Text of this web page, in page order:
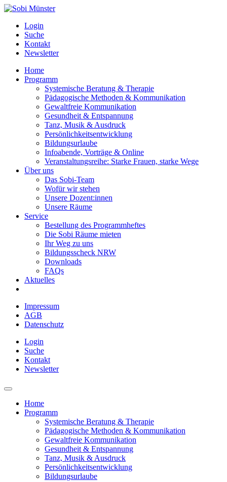
Login
Suche
Kontakt
Newsletter
Home
Programm
Systemische Beratung & Therapie
Pädagogische Methoden & Kommunikation
Gewaltfreie Kommunikation
Gesundheit & Entspannung
Tanz, Musik & Ausdruck
Persönlichkeitsentwicklung
Bildungsurlaube
Infoabende, Vorträge & Online
Veranstaltungsreihe: Starke Frauen, starke Wege
Über uns
Das Sobi-Team
Wofür wir stehen
Unsere Dozent:innen
Unsere Räume
Service
Bestellung des Programmheftes
Die Sobi Räume mieten
Ihr Weg zu uns
Bildungsscheck NRW
Downloads
FAQs
Aktuelles
Impressum
AGB
Datenschutz
Login
Suche
Kontakt
Newsletter
Home
Programm
Systemische Beratung & Therapie
Pädagogische Methoden & Kommunikation
Gewaltfreie Kommunikation
Gesundheit & Entspannung
Tanz, Musik & Ausdruck
Persönlichkeitsentwicklung
Bildungsurlaube